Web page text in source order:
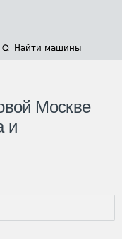
Найти машины
Москве
и